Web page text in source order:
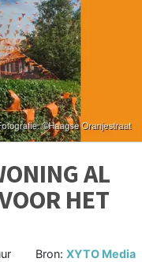
AL
HET
Bron: XYTO Media